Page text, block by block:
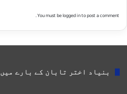
You must belogged into post a comment.
بنیاد اختر تابان کے بارے میں